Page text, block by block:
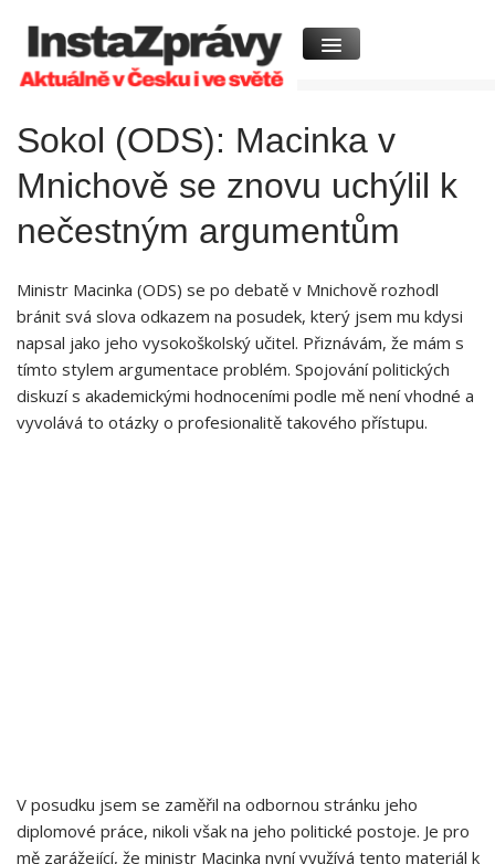
Sokol (ODS): Macinka v
Mnichově se znovu uchýlil k
nečestným argumentům
Ministr Macinka (ODS) ‍se po debatě v Mnichově rozhodl
bránit svá slova odkazem⁤ na posudek, který jsem mu ⁢kdysi
napsal jako jeho vysokoškolský učitel. Přiznávám, že mám​ s
tímto stylem argumentace problém. Spojování politických
diskuzí s akademickými hodnoceními‍ podle ⁢mě⁣ není vhodné ⁣a⁣
vyvolává to otázky o profesionalitě takového‍ přístupu.
V posudku jsem ‍se zaměřil na odbornou stránku jeho
diplomové práce, nikoli však na jeho politické‌ postoje. Je pro
mě zarážející, že ministr‍ Macinka nyní využívá tento materiál k